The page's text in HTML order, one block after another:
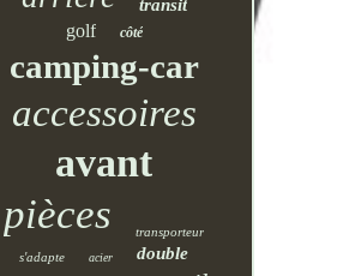
transit
golf côté
camping-car
accessoires
avant
pièces
transporteur
s'adapte
acier double